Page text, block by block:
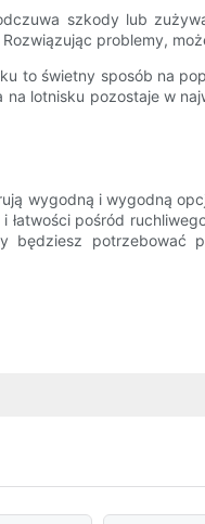
szkody lub
problemy,
to świetny sposób na
lotnisku pozostaje w
wygodną i wygodną
pośród
będziesz potrzebować